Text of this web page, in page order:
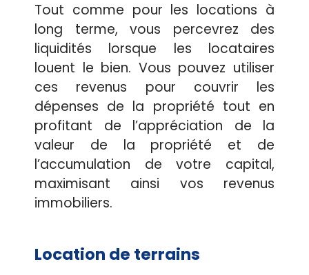
Tout comme pour les locations à
long terme, vous percevrez des
liquidités lorsque les locataires
louent le bien. Vous pouvez utiliser
ces revenus pour couvrir les
dépenses de la propriété tout en
profitant de l’appréciation de la
valeur de la propriété et de
l’accumulation de votre capital,
maximisant ainsi vos revenus
immobiliers.
Location de terrains